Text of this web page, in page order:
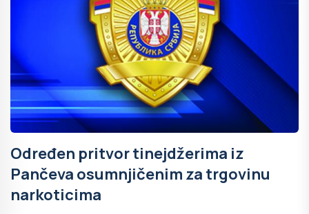
Određen pritvor tinejdžerima iz
Pančeva osumnjičenim za trgovinu
narkoticima